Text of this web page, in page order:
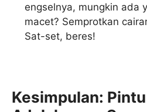
engselnya, mungkin ada
macet? Semprotkan
Sat-set, beres!
Kesimpulan: